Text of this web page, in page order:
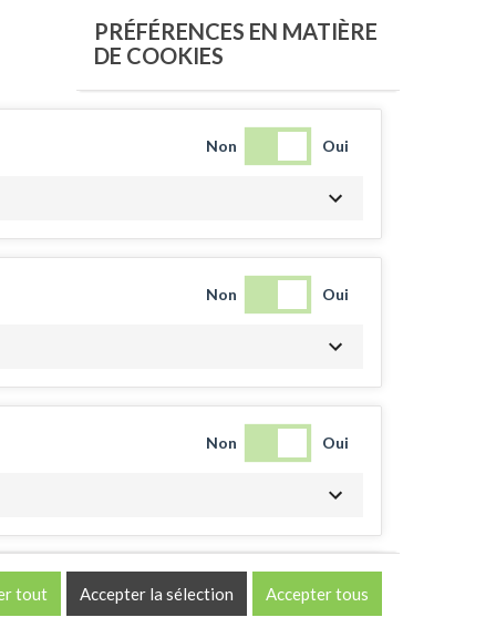
PRÉFÉRENCES EN MATIÈRE
DE COOKIES
Non Oui
Non Oui
Non Oui
Non Oui
tout Accepter la sélection Accepter tous